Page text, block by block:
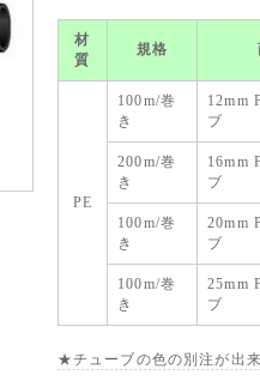
材
質
規格
PE
100m/巻
き
12mm
ブ
200m/巻
き
16mm
ブ
100m/巻
き
20mm
ブ
100m/巻
き
25mm
ブ
★チューブの色の別注が出